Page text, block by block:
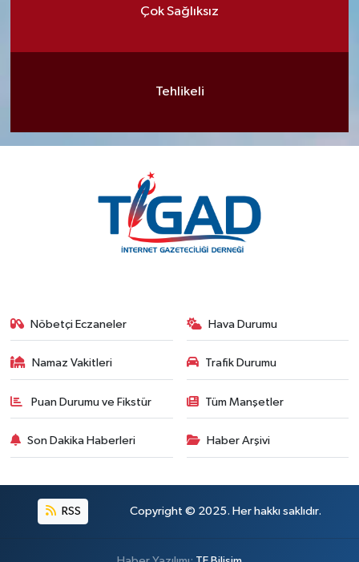
Çok Sağlıksız
Tehlikeli
Nöbetçi Eczaneler Hava Durumu
Namaz Vakitleri Trafik Durumu
Puan Durumu ve Fikstür Tüm Manşetler
Son Dakika Haberleri Haber Arşivi
RSS Copyright © 2025. Her hakkı saklıdır.